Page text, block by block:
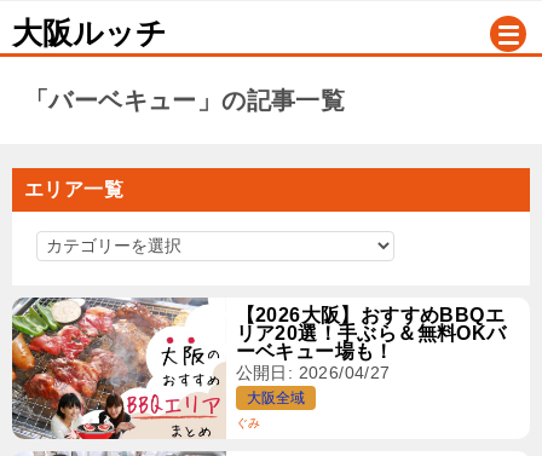
大阪ルッチ
「バーベキュー」の記事一覧
エリア一覧
エ
ア
一
覧
【2026大阪】おすすめBBQエ
リア20選！手ぶら＆無料OKバ
ーベキュー場も！
公開日: 2026/04/27
大阪全域
ぐみ